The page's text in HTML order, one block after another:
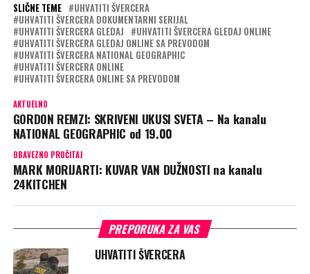
SLIČNE TEME
UHVATITI ŠVERCERA
UHVATITI ŠVERCERA DOKUMENTARNI SERIJAL
UHVATITI ŠVERCERA GLEDAJ
UHVATITI ŠVERCERA GLEDAJ ONLINE
UHVATITI ŠVERCERA GLEDAJ ONLINE SA PREVODOM
UHVATITI ŠVERCERA NATIONAL GEOGRAPHIC
UHVATITI ŠVERCERA ONLINE
UHVATITI ŠVERCERA ONLINE SA PREVODOM
AKTUELNO
GORDON REMZI: SKRIVENI UKUSI SVETA – Na kanalu
NATIONAL GEOGRAPHIC od 19.00
OBAVEZNO PROČITAJ
MARK MORIJARTI: KUVAR VAN DUŽNOSTI na kanalu
24KITCHEN
PREPORUKA ZA VAS
UHVATITI ŠVERCERA